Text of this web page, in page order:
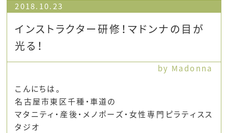
2018.10.23
インストラクター研修！マドンナの目が
光る！
by Madonna
こんにちは。
名古屋市東区千種・車道の
マタニティ・産後・メノポーズ・女性専門ピラティスス
タジオ